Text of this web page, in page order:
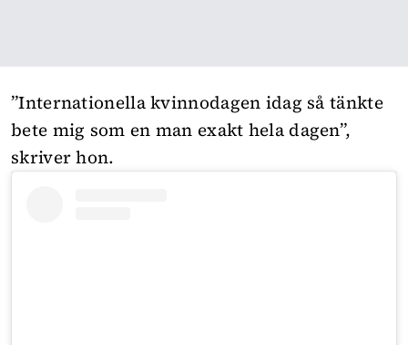
”Internationella kvinnodagen idag så tänkte
bete mig som en man exakt hela dagen”,
skriver hon.